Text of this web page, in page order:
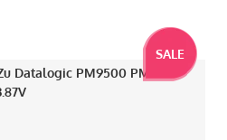
SALE
Datalogic PM9500 PM9501